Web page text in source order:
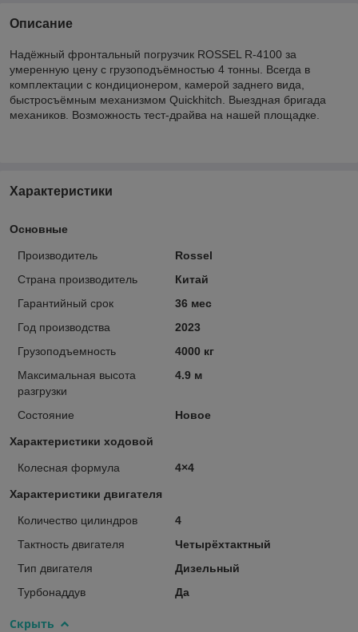
Описание
Надёжный фронтальный погрузчик ROSSEL R-4100 за
умеренную цену с грузоподъёмностью 4 тонны. Всегда в
комплектации с кондиционером, камерой заднего вида,
быстросъёмным механизмом Quickhitch. Выездная бригада
механиков. Возможность тест-драйва на нашей площадке.
Характеристики
Основные
Производитель
Rossel
Страна производитель
Китай
Гарантийный срок
36 мес
Год производства
2023
Грузоподъемность
4000 кг
Максимальная высота
разгрузки
4.9 м
Состояние Новое
Характеристики ходовой
Колесная формула 4×4
Характеристики двигателя
Количество цилиндров
4
Тактность двигателя
Четырёхтактный
Тип двигателя
Дизельный
Турбонаддув
Да
Скрыть